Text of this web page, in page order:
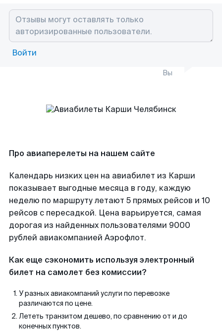
Войти
Вы
Про авиаперелеты на нашем сайте
Календарь низких цен на авиабилет из Карши
показывает выгодные месяца в году, каждую
неделю по маршруту летают 5 прямых рейсов и 10
рейсов с пересадкой. Цена варьируется, самая
дорогая из найденных пользователями 9000
рублей авиакомпанией Аэрофлот.
Как еще сэкономить используя электронный
билет на самолет без комиссии?
У разных авиакомпаний услуги по перевозке
различаются по цене.
Лететь транзитом дешево, по сравнению от и до
конечных пунктов.